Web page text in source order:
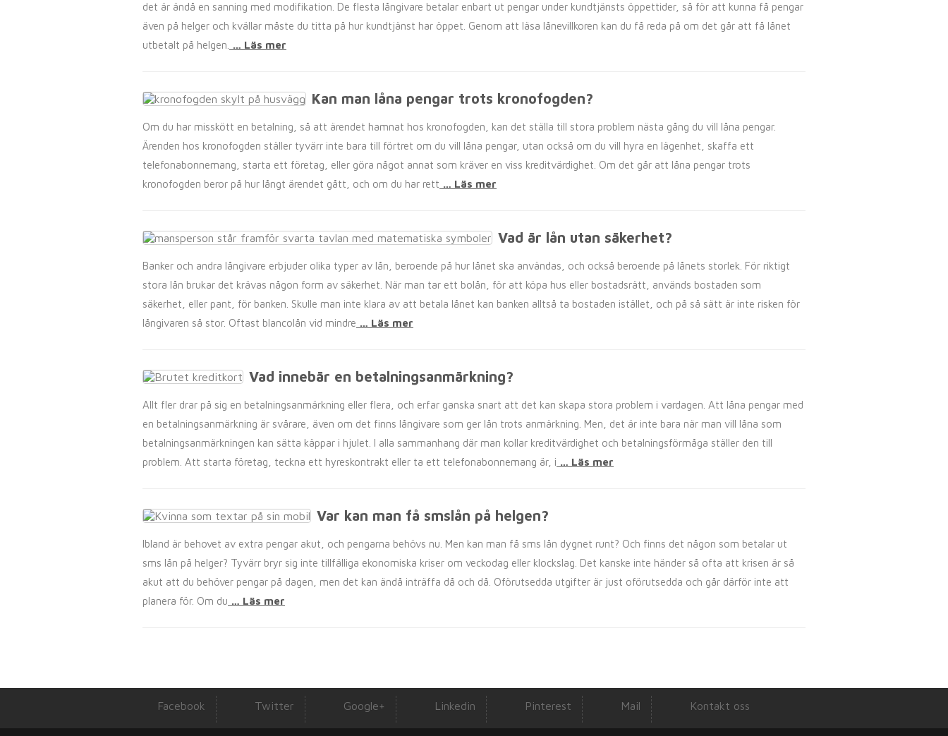
det är ändå en sanning med modifikation. De flesta långivare betalar enbart ut pengar under kundtjänsts öppettider, så för att kunna få pengar
även på helger och kvällar måste du titta på hur kundtjänst har öppet. Genom att läsa lånevillkoren kan du få reda på om det går att få lånet
utbetalt på helgen. … Läs mer
Kan man låna pengar trots kronofogden?
Om du har misskött en betalning, så att ärendet hamnat hos kronofogden, kan det ställa till stora problem nästa gång du vill låna pengar.
Ärenden hos kronofogden ställer tyvärr inte bara till förtret om du vill låna pengar, utan också om du vill hyra en lägenhet, skaffa ett
telefonabonnemang, starta ett företag, eller göra något annat som kräver en viss kreditvärdighet. Om det går att låna pengar trots
kronofogden beror på hur långt ärendet gått, och om du har rett … Läs mer
Vad är lån utan säkerhet?
Banker och andra långivare erbjuder olika typer av lån, beroende på hur lånet ska användas, och också beroende på lånets storlek. För riktigt
stora lån brukar det krävas någon form av säkerhet. När man tar ett bolån, för att köpa hus eller bostadsrätt, används bostaden som
säkerhet, eller pant, för banken. Skulle man inte klara av att betala lånet kan banken alltså ta bostaden istället, och på så sätt är inte risken för
långivaren så stor. Oftast blancolån vid mindre … Läs mer
Vad innebär en betalningsanmärkning?
Allt fler drar på sig en betalningsanmärkning eller flera, och erfar ganska snart att det kan skapa stora problem i vardagen. Att låna pengar med
en betalningsanmärkning är svårare, även om det finns långivare som ger lån trots anmärkning. Men, det är inte bara när man vill låna som
betalningsanmärkningen kan sätta käppar i hjulet. I alla sammanhang där man kollar kreditvärdighet och betalningsförmåga ställer den till
problem. Att starta företag, teckna ett hyreskontrakt eller ta ett telefonabonnemang är, i … Läs mer
Var kan man få smslån på helgen?
Ibland är behovet av extra pengar akut, och pengarna behövs nu. Men kan man få sms lån dygnet runt? Och finns det någon som betalar ut
sms lån på helger? Tyvärr bryr sig inte tillfälliga ekonomiska kriser om veckodag eller klockslag. Det kanske inte händer så ofta att krisen är så
akut att du behöver pengar på dagen, men det kan ändå inträffa då och då. Oförutsedda utgifter är just oförutsedda och går därför inte att
planera för. Om du … Läs mer
Facebook Twitter Google+ Linkedin Pinterest Mail Kontakt oss